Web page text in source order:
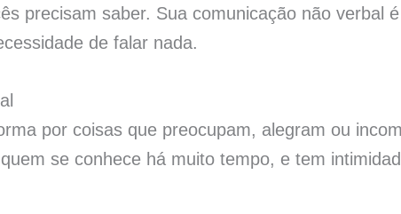
precisam saber. Sua comunicação não verbal
de falar nada.
por coisas que preocupam, alegram ou
se conhece há muito tempo, e tem